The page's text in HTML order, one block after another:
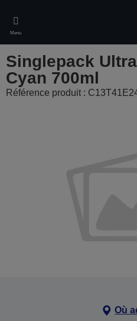
main
content
Menu
Singlepack
Cyan 700ml
Référence produit :
Où